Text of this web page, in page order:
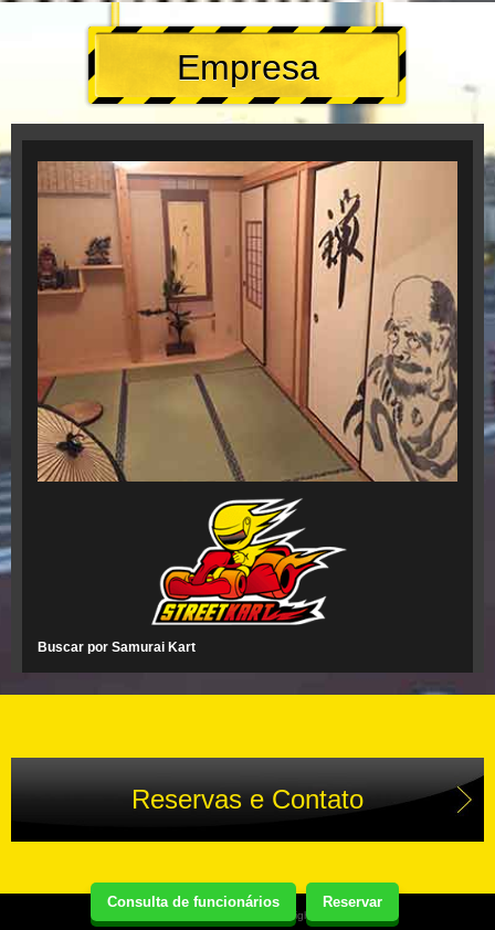
Consulta de funcionários Reservar
Empresa
Buscar por Samurai Kart
Reservas e Contato
Copyright(C) Street Kart Tour. All Rights Reserved.